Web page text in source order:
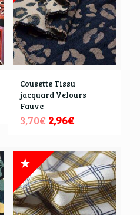
Cousette Tissu
jacquard Velours
Fauve
3,70€ 2,96€